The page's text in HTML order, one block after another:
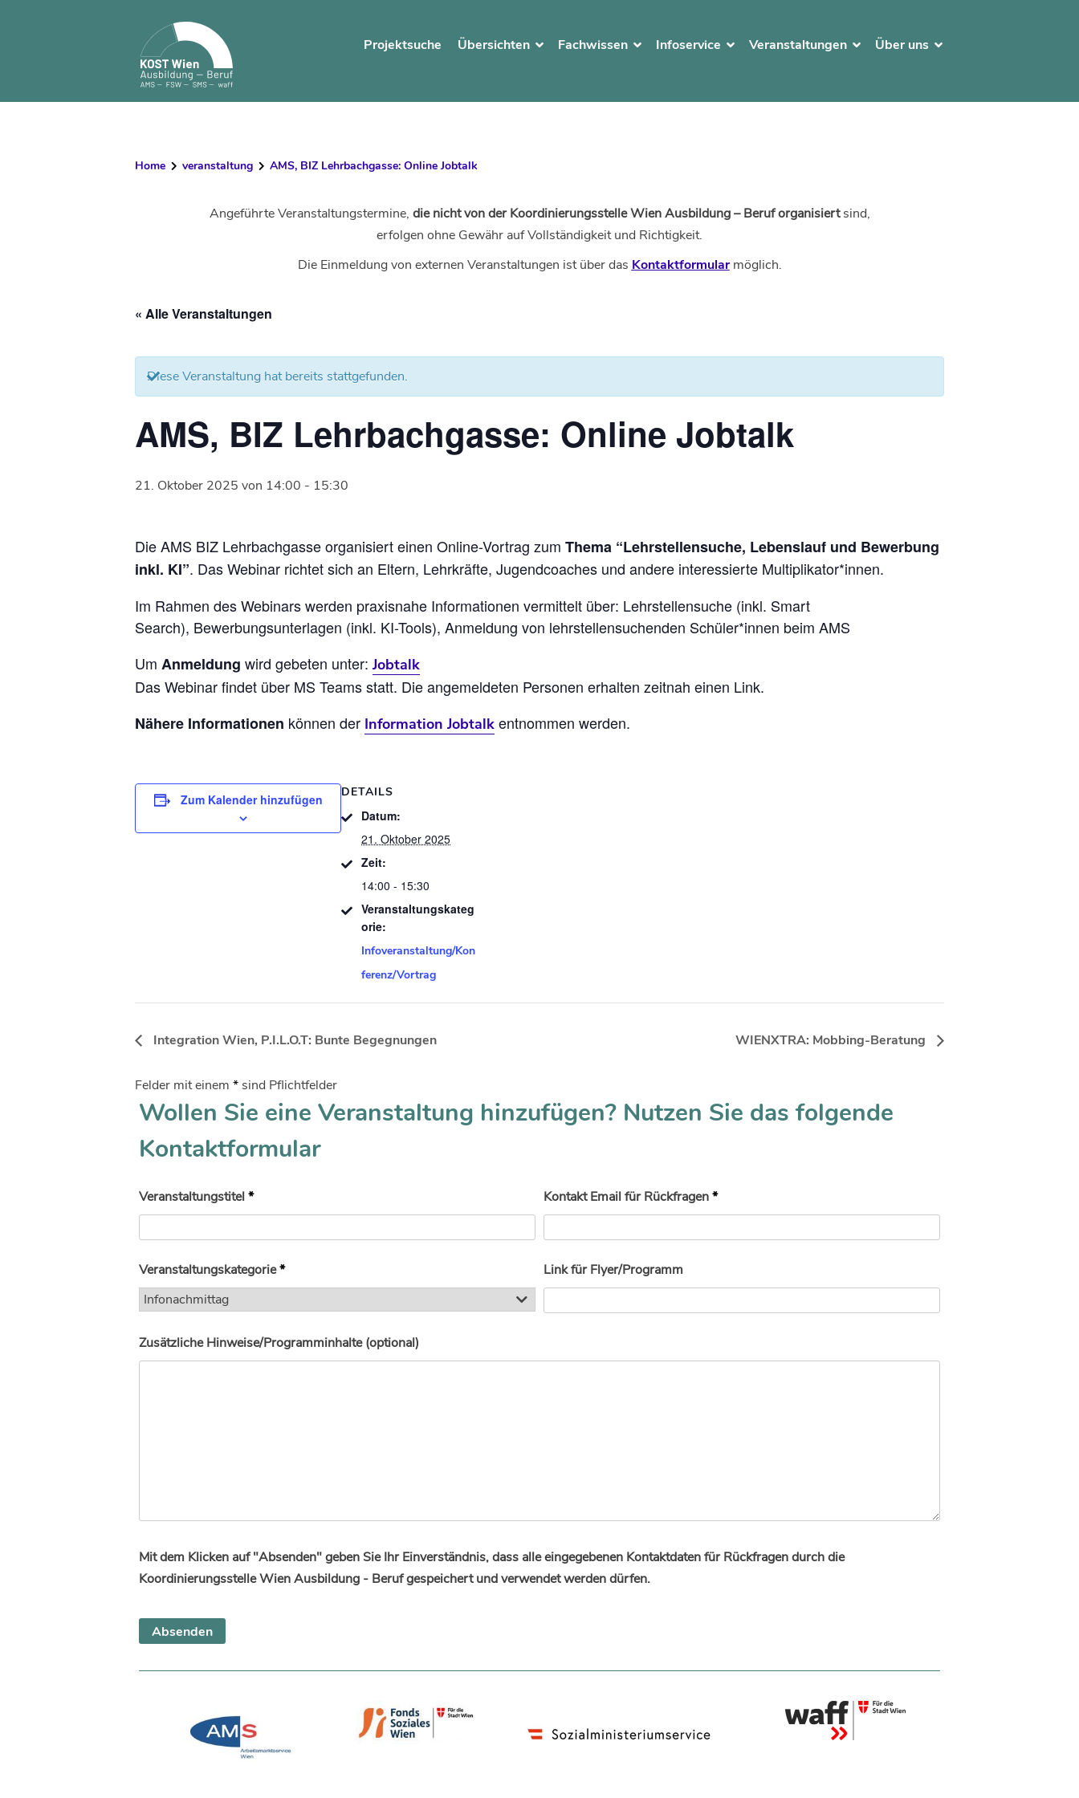
Projektsuche Übersichten Fachwissen Infoservice Veranstaltungen Über uns
Home veranstaltung AMS, BIZ Lehrbachgasse: Online Jobtalk
Angeführte Veranstaltungstermine, die nicht von der Koordinierungsstelle Wien Ausbildung – Beruf organisiertsind,
erfolgen ohne Gewähr auf Vollständigkeit und Richtigkeit.
Die Einmeldung von externen Veranstaltungen ist über das Kontaktformularmöglich.
« Alle Veranstaltungen
Diese Veranstaltung hat bereits stattgefunden.
AMS, BIZ Lehrbachgasse: Online Jobtalk
21. Oktober 2025 von 14:00 - 15:30
Die AMS BIZ Lehrbachgasse organisiert einen Online-Vortrag zum Thema “Lehrstellensuche, Lebenslauf und Bewerbung
inkl. KI”. Das Webinar richtet sich an Eltern, Lehrkräfte, Jugendcoaches und andere interessierte Multiplikator*innen.
Im Rahmen des Webinars werden praxisnahe Informationen vermittelt über: Lehrstellensuche (inkl. Smart
Search), Bewerbungsunterlagen (inkl. KI-Tools), Anmeldung von lehrstellensuchenden Schüler*innen beim AMS
Um Anmeldung wird gebeten unter: Jobtalk
Das Webinar findet über MS Teams statt. Die angemeldeten Personen erhalten zeitnah einen Link.
Nähere Informationen können der Information Jobtalk entnommen werden.
Zum Kalender hinzufügen DETAILS
Datum:
21. Oktober 2025
Zeit:
14:00 - 15:30
Veranstaltungskateg
orie:
Infoveranstaltung/Kon
ferenz/Vortrag
Integration Wien, P.I.L.O.T: Bunte Begegnungen WIENXTRA: Mobbing-Beratung
Felder mit einem * sind Pflichtfelder
Wollen Sie eine Veranstaltung hinzufügen? Nutzen Sie das folgende
Kontaktformular
Veranstaltungstitel* Kontakt Email für Rückfragen*
Veranstaltungskategorie* Link für Flyer/Programm
Zusätzliche Hinweise/Programminhalte (optional)
Mit dem Klicken auf "Absenden" geben Sie Ihr Einverständnis, dass alle eingegebenen Kontaktdaten für Rückfragen durch die
Koordinierungsstelle Wien Ausbildung - Beruf gespeichert und verwendet werden dürfen.